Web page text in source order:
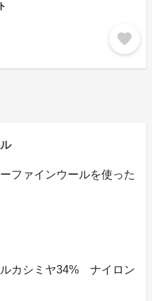
favorite
ファインウールを使った
カシミヤ34% ナイロン